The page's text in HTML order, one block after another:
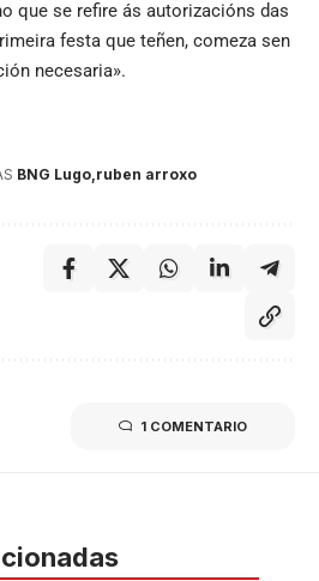
que se refire ás autorizacións das
festa que teñen, comeza sen
necesaria».
BNG Lugo ruben arroxo
1 COMENTARIO